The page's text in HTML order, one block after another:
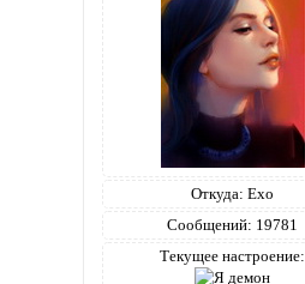
Откуда: Ехо
Сообщений: 19781
Текущее настроение: